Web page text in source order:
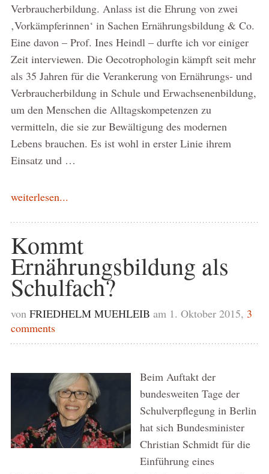
Verbraucherbildung. Anlass ist die Ehrung von zwei
‚Vorkämpferinnen‘ in Sachen Ernährungsbildung & Co.
Eine davon – Prof. Ines Heindl – durfte ich vor einiger
Zeit interviewen. Die Oecotrophologin kämpft seit mehr
als 35 Jahren für die Verankerung von Ernährungs- und
Verbraucherbildung in Schule und Erwachsenenbildung,
um den Menschen die Alltagskompetenzen zu
vermitteln, die sie zur Bewältigung des modernen
Lebens brauchen. Es ist wohl in erster Linie ihrem
Einsatz und …
weiterlesen...
Kommt
Ernährungsbildung als
Schulfach?
von FRIEDHELM MUEHLEIB am 1. Oktober 2015, 3
comments
Beim Auftakt der
bundesweiten Tage der
Schulverpflegung in Berlin
hat sich Bundesminister
Christian Schmidt für die
Einführung eines